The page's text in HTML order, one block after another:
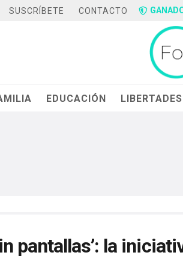
SUSCRÍBETE CONTACTO
EDUCACIÓN LIBERTADES
pantallas’: la